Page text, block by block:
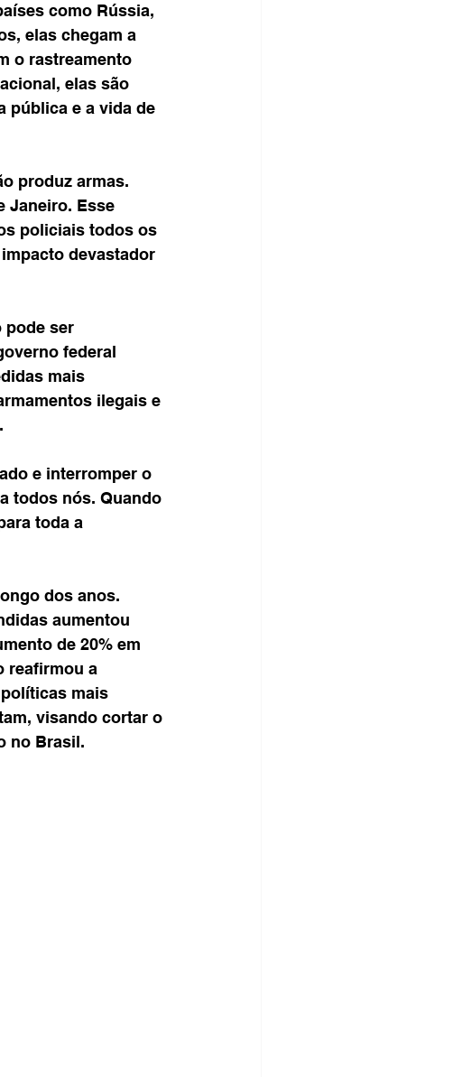
como Rússia,
elas chegam a
o rastreamento
elas são
pública e a vida de
produz armas.
Janeiro. Esse
policiais todos os
devastador
pode ser
federal
mais
ilegais e
e interromper o
todos nós. Quando
toda a
dos anos.
aumentou
de 20% em
reafirmou a
mais
visando cortar o
no Brasil.